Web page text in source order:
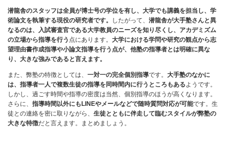
潜龍舎のスタッフは全員が博士号の学位を有し、大学でも講義を担当し、学
術論文を執筆する現役の研究者です。
したがって、 潜龍舎が大手塾さんと異
なるのは、入試審査官である大学教員のニーズを知り尽くし、アカデミズム
の立場から指導を行う 点にあります。 大学における学問や研究の観点から志
望理由書作成指導や小論文指導を行う点が、他塾の指導者とは明確に異な
り、大きな強みであると言えます。
また、弊塾の特徴としては、 一対一の完全個別指導です。 大手塾のなかに
は、指導者一人で複数生徒の指導を同時間内に行うところもあるようです。
しかし、過ごす時間や指導の密度は当然、個別指導のほうが高くなります。
さらに、 指導時間以外にもLINEやメールなどで随時質問対応が可能です。生
徒との連絡を密に取りながら、 生徒とともに伴走して臨むスタイルが弊塾の
大きな特徴だと言えます。まとめましょう。